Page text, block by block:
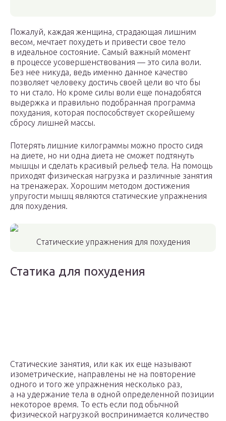
Пожалуй, каждая женщина, страдающая лишним
весом, мечтает похудеть и привести свое тело
в идеальное состояние. Самый важный момент
в процессе усовершенствования — это сила воли.
Без нее никуда, ведь именно данное качество
позволяет человеку достичь своей цели во что бы
то ни стало. Но кроме силы воли еще понадобятся
выдержка и правильно подобранная программа
похудания, которая поспособствует скорейшему
сбросу лишней массы.
Потерять лишние килограммы можно просто сидя
на диете, но ни одна диета не сможет подтянуть
мышцы и сделать красивый рельеф тела. На помощь
приходят физическая нагрузка и различные занятия
на тренажерах. Хорошим методом достижения
упругости мышц являются статические упражнения
для похудения.
Статические упражнения для похудения
Статика для похудения
Статические занятия, или как их еще называют
изометрические, направлены не на повторение
одного и того же упражнения несколько раз,
а на удержание тела в одной определенной позиции
некоторое время. То есть если под обычной
физической нагрузкой воспринимается количество